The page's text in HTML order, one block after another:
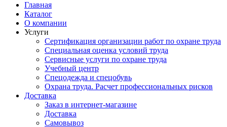
Главная
Каталог
О компании
Услуги
Сертификация организации работ по охране труда
Специальная оценка условий труда
Сервисные услуги по охране труда
Учебный центр
Спецодежда и спецобувь
Охрана труда. Расчет профессиональных рисков
Доставка
Заказ в интернет-магазине
Доставка
Самовывоз